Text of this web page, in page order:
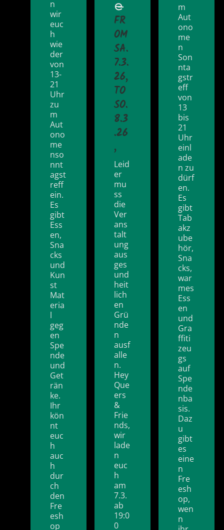
n
wir
euc
h
wie
der
von
13-
21
Uhr
zu
m
Aut
ono
me
nso
nnt
agst
reff
ein.
Es
gibt
Ess
en,
Sna
cks
und
Kun
st
Mat
eria
l
geg
en
Spe
nde
und
Get
rän
ke.
Ihr
kön
nt
euc
h
auc
h
dur
ch
den
Fre
esh
op
𝚎̶
FR
OM
SA.
7.3.
26,
TO
SO.
8.3
.26
,
Leid
er
mu
ss
die
Ver
ans
talt
ung
aus
ges
und
heit
lich
en
Grü
nde
n
ausf
alle
n.
Hey
Que
ers
&
Frie
nds,
wir
lade
n
euc
h
am
7.3.
ab
19:0
0
m
Aut
ono
me
n
Son
nta
gstr
eff
von
13
bis
21
Uhr
einl
ade
n zu
dürf
en.
Es
gibt
Tab
akz
ube
hör,
Sna
cks,
war
mes
Ess
en
und
Gra
ffiti
zeu
gs
auf
Spe
nde
nba
sis.
Daz
u
gibt
es
eine
n
Fre
esh
op,
wen
n